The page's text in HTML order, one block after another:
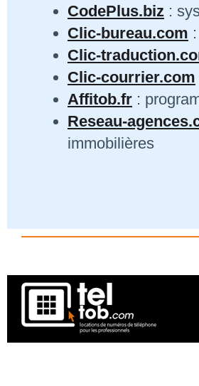
CodePlus.biz :
Clic-bureau.com
Clic-
Clic-courrier.com
Affitob.fr :
Reseau-
immobilières